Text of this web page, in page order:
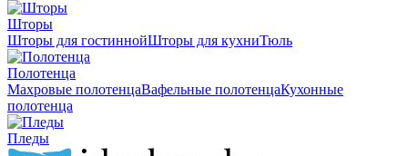
Шторы
Шторы для гостиннойШторы для кухниТюль
Полотенца
Махровые полотенцаВафельные полотенцаКухонные
полотенца
Пледы